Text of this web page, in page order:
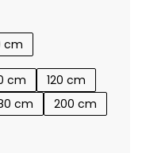
cm
cm
120 cm
cm
200 cm